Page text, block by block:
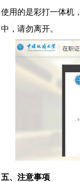
使用的是彩打一体机
中，请勿离开。
五、注意事项